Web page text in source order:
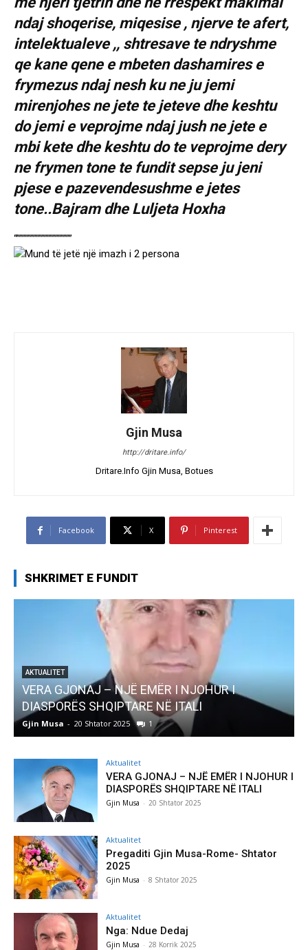
ndaj shoqerise, miqesise , njerve te afert,
intelektualeve ,, shtresave te ndryshme
qe kane qene e mbeten dashamires e
frymezus ndaj nesh ku ne ju jemi
mirenjohes ne jete te jeteve dhe keshtu
do jemi e veprojme ndaj jush ne jete e
mbi kete dhe keshtu do te veprojme dery
ne frymen tone te fundit sepse ju jeni
pjese e pazevendesushme e jetes
tone..Bajram dhe Luljeta Hoxha
“””””””””””””””””””””
Gjin Musa
http://dritare.info/
Dritare.Info Gjin Musa, Botues
Facebook X Pinterest
SHKRIMET E FUNDIT
NJOHUR I
AKTUALITET
Pregaditi Gjin Musa-Rome-
Gjin Musa - 8 Shtator 2025
Aktualitet
VERA GJONAJ – NJË EMËR I NJOHUR I
DIASPORËS SHQIPTARE NË ITALI
Gjin Musa - 20 Shtator 2025
Aktualitet
Pregaditi Gjin Musa-Rome- Shtator
2025
Gjin Musa - 8 Shtator 2025
Aktualitet
Nga: Ndue Dedaj
Gjin Musa - 28 Korrik 2025